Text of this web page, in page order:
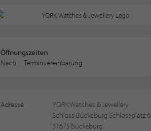
Öffnungszeiten
Nach
Terminvereinbarung
Adresse
YORK Watches & Jewellery
Schloss Bückeburg Schlossplatz 6
31675 Bückeburg